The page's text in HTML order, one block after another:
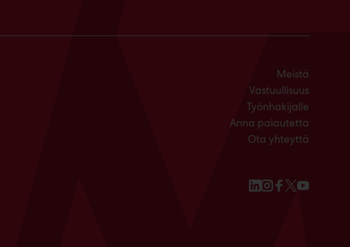
Meistä
Vastuullisuus
Työnhakijalle
Anna palautetta
Ota yhteyttä